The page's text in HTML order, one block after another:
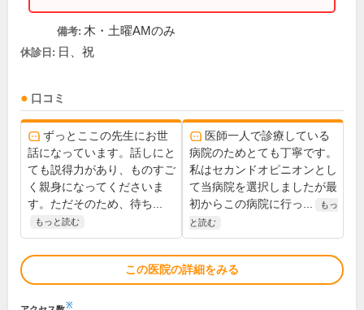
備考: 木・土曜AMのみ
休診日: 日、祝
口コミ
ずっとここの先生にお世
話になっています。話しにと
ても説得力があり、ものすご
く親身になってくださいま
す。ただそのため、待ち...
もっと読む
医師一人で診療している
病院のためとても丁寧です。
私はセカンドオピニオンとし
て当病院を選択しましたが最
初からこの病院に行っ...
もっ
と読む
この医院の詳細をみる
※